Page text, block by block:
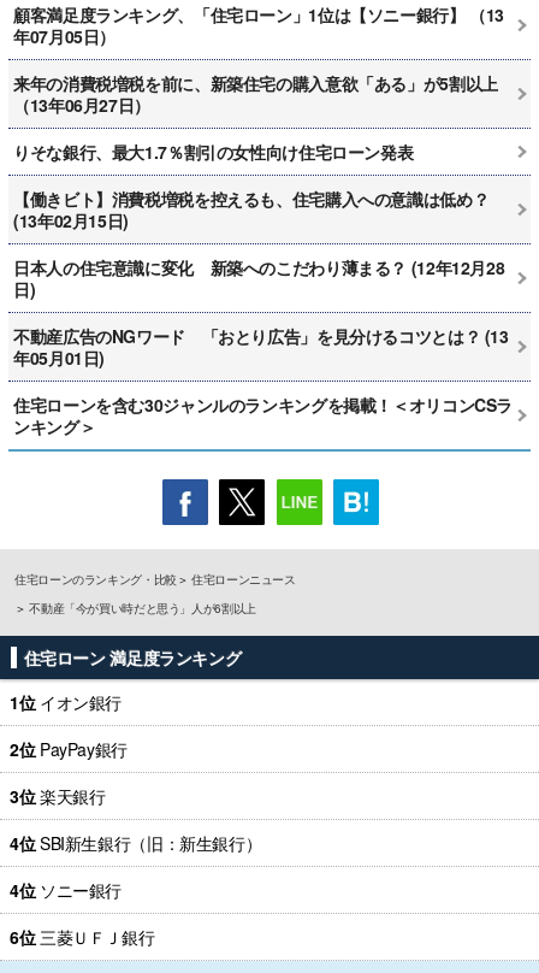
顧客満足度ランキング、「住宅ローン」1位は【ソニー銀行】 （13
年07月05日）
来年の消費税増税を前に、新築住宅の購入意欲「ある」が5割以上
（13年06月27日）
りそな銀行、最大1.7％割引の女性向け住宅ローン発表
【働きビト】消費税増税を控えるも、住宅購入への意識は低め？
(13年02月15日)
日本人の住宅意識に変化 新築へのこだわり薄まる？ (12年12月28
日)
不動産広告のNGワード 「おとり広告」を見分けるコツとは？ (13
年05月01日)
住宅ローンを含む30ジャンルのランキングを掲載！＜オリコンCSラ
ンキング＞
住宅ローンのランキング・比較
住宅ローンニュース
不動産「今が買い時だと思う」人が6割以上
住宅ローン 満足度ランキング
1位 イオン銀行
2位 PayPay銀行
3位楽天銀行
4位SBI新生銀行（旧：新生銀行）
4位 ソニー銀行
6位 三菱ＵＦＪ銀行